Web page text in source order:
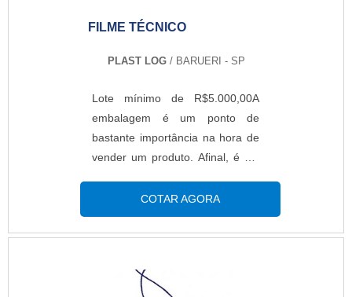
papel triplex e cinta de sorvete, a
resultado ao cliente.Sem trocar o
empresas que visam apenas o
lucro, deixando a desejar nos
FILME TÉCNICO
PLAST LOG/ BARUERI - SP
Lote mínimo de R$5.000,00A
embalagem é um ponto de
bastante importância na hora de
vender um produto. Afinal, é ela
está embalado, com a função de
manter as características
originais do produto e fazer a
externos. Por isso, uma opção
COTAR AGORA